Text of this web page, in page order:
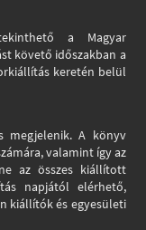
a Magyar
követő időszakban a
keretén belül
megjelenik. A könyv
valamint így az
az összes kiállított
napjától elérhető,
kiállítók és egyesületi